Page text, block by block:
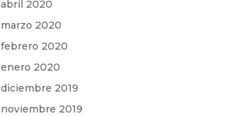
abril 2020
marzo 2020
febrero 2020
enero 2020
diciembre 2019
noviembre 2019